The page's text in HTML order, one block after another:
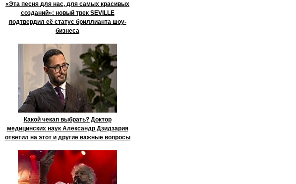
«Эта песня для нас, для самых красивых
созданий»: новый трек SEVILLE
подтвердил её статус бриллианта шоу-
бизнеса
Какой чекап выбрать? Доктор
медицинских наук Александр Дзидзария
ответил на этот и другие важные вопросы